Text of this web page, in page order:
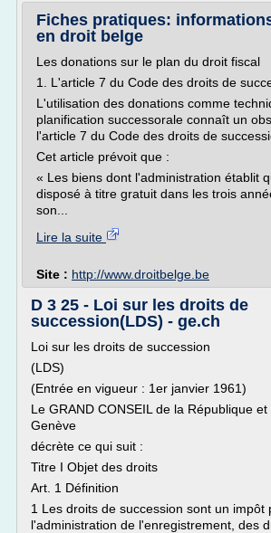
Fiches pratiques:
en droit belge
Les donations sur le plan du droit fiscal
1. L'article 7 du Code des droits de
L'utilisation des donations comme
planification successorale connaît un
l'article 7 du Code des droits de
Cet article prévoit que :
« Les biens dont l'administration établit
disposé à titre gratuit dans les trois
son...
Lire la suite
Site : http://www.droitbelge.be
D 3 25 - Loi sur les droits de
succession(LDS) - ge.ch
Loi sur les droits de succession
(LDS)
(Entrée en vigueur : 1er janvier 1961)
Le GRAND CONSEIL de la République
Genève
décrète ce qui suit :
Titre I Objet des droits
Art. 1 Définition
1 Les droits de succession sont un impôt
l'administration de l'enregistrement, des